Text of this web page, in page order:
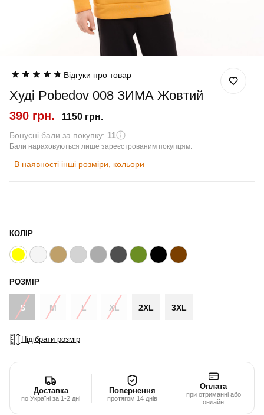
Відгуки про товар
Худі Pobedov 008 ЗИМА Жовтий
390 грн. 1150 грн.
Бонусні бали за покупку: 11
Бали нараховуються лише зареєстрованим покупцям.
В наявності інші розміри, кольори
КОЛІР
РОЗМІР
S M L XL 2XL 3XL
Підібрати розмір
Доставка
по Україні за 1-2 дні
Повернення
протягом 14 днів
Оплата
при отриманні або
онлайн